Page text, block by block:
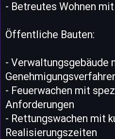
- Betreutes Wohnen
Öffentliche Bauten:
- Verwaltungsgebäude
- Feuerwachen mit
Anforderungen
- Rettungswachen mit
Realisierungszeiten